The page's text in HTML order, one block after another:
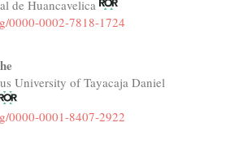
de Huancavelica
0000-0002-7818-1724
University of Tayacaja Daniel
0000-0001-8407-2922